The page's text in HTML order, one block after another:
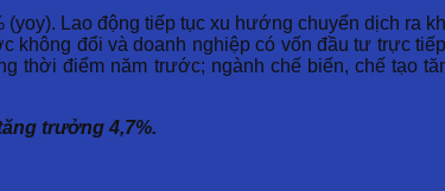
Lao động tiếp tục xu hướng chuyển dịch ra
đổi và doanh nghiệp có vốn đầu tư trực
thời điểm năm trước; ngành chế biến, chế tạo
trưởng 4,7%.